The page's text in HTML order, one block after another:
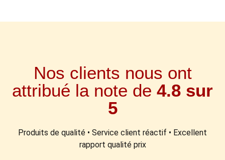
Nos clients nous ont
attribué la note de 4.8 sur
5
Produits de qualité • Service client réactif • Excellent
rapport qualité prix